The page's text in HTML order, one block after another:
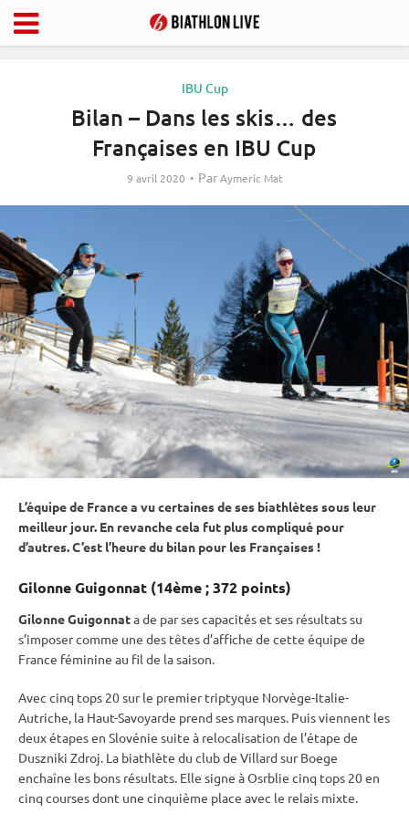
IBU Cup
Bilan – Dans les skis… des
Françaises en IBU Cup
9 avril 2020 ParAymeric Mat
L’équipe de France a vu certaines de ses biathlètes sous leur
meilleur jour. En revanche cela fut plus compliqué pour
d’autres. C’est l’heure du bilan pour les Françaises !
Gilonne Guigonnat (14ème ; 372 points)
Gilonne Guigonnata de par ses capacités et ses résultats su
s’imposer comme une des têtes d’affiche de cette équipe de
France féminine au fil de la saison.
Avec cinq tops 20 sur le premier triptyque Norvège-Italie-
Autriche, la Haut-Savoyarde prend ses marques. Puis viennent les
deux étapes en Slovénie suite à relocalisation de l’étape de
Duszniki Zdroj. La biathlète du club de Villard sur Boege
enchaîne les bons résultats. Elle signe à Osrblie cinq tops 20 en
cinq courses dont une cinquième place avec le relais mixte.